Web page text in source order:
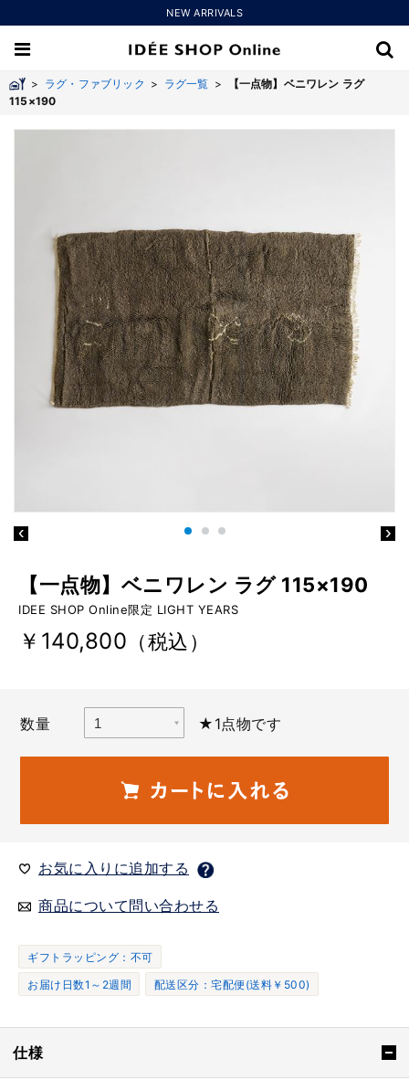
NEW ARRIVALS
> ラグ・ファブリック > ラグ一覧 >
【一点物】ベニワレン ラグ
115×190
【一点物】ベニワレン ラグ 115×190
IDEE SHOP Online限定 LIGHT YEARS
￥140,800 （税込）
数量 ★1点物です
お気に入りに追加する
商品について問い合わせる
ギフトラッピング：不可
お届け日数1～2週間
配送区分：宅配便(送料￥500)
仕様